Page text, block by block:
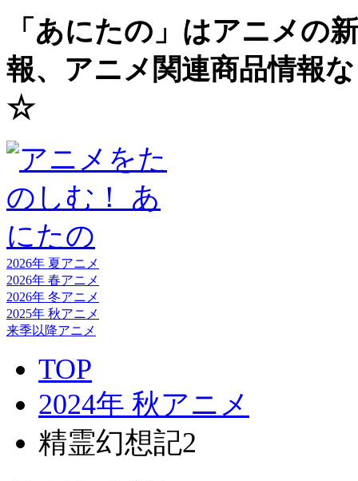
「あにたの」はアニメの
報、アニメ関連商品情報
☆
2026年 夏アニメ
2026年 春アニメ
2026年 冬アニメ
2025年 秋アニメ
来季以降アニメ
TOP
2024年 秋アニメ
精霊幻想記2